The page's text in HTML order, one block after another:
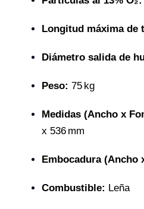
Longitud máxima de
Diámetro salida de
Peso: 75 kg
Medidas (Ancho x
x 536 mm
Embocadura (Ancho
Combustible: Leña